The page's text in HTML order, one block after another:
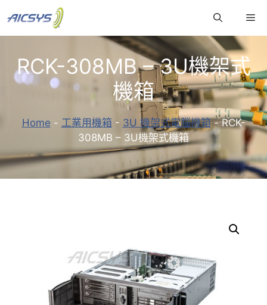
至
主
RCK-308MB – 3U機架式
機箱
Home - 工業用機箱 - 3U 機架式電腦機箱-RCK-
308MB – 3U機架式機箱